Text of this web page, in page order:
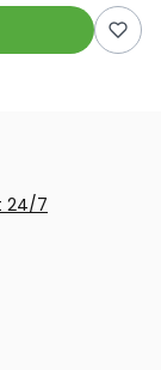
24/7